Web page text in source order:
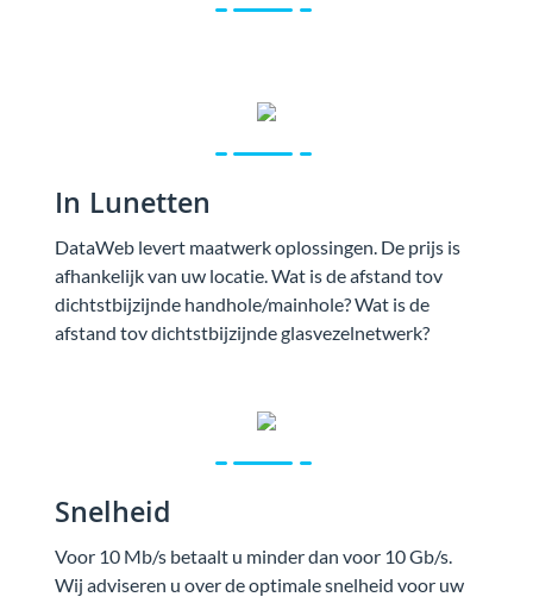
In Lunetten
DataWeb levert maatwerk oplossingen. De prijs is
afhankelijk van uw locatie. Wat is de afstand tov
dichtstbijzijnde handhole/mainhole? Wat is de
afstand tov dichtstbijzijnde glasvezelnetwerk?
Snelheid
Voor 10 Mb/s betaalt u minder dan voor 10 Gb/s.
Wij adviseren u over de optimale snelheid voor uw